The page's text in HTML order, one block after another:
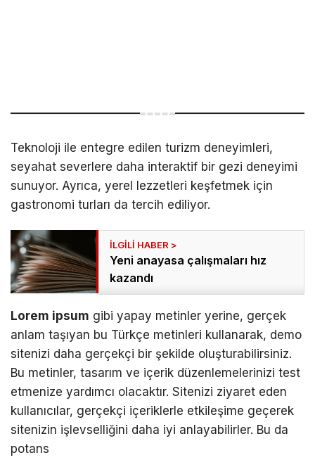
Teknoloji ile entegre edilen turizm deneyimleri,
seyahat severlere daha interaktif bir gezi deneyimi
sunuyor. Ayrıca, yerel lezzetleri keşfetmek için
gastronomi turları da tercih ediliyor.
Yeni anayasa çalışmaları hız
kazandı
Lorem ipsum gibi yapay metinler yerine, gerçek
anlam taşıyan bu Türkçe metinleri kullanarak, demo
sitenizi daha gerçekçi bir şekilde oluşturabilirsiniz.
Bu metinler, tasarım ve içerik düzenlemelerinizi test
etmenize yardımcı olacaktır. Sitenizi ziyaret eden
kullanıcılar, gerçekçi içeriklerle etkileşime geçerek
sitenizin işlevselliğini daha iyi anlayabilirler. Bu da
potans